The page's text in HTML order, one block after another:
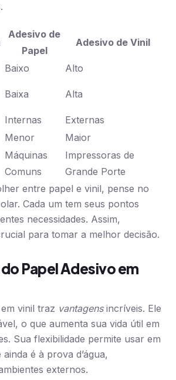
Adesivo de
Papel
Adesivo de Vinil
Baixo
Alto
Baixa Alta
Internas
Externas
Menor
Maior
Máquinas
Comuns
Impressoras de
Grande Porte
entre papel e vinil, pense no
Cada um tem seus pontos
necessidades. Assim,
para tomar a melhor decisão.
Papel Adesivo em
vinil traz vantagensincríveis. Ele
o que aumenta sua vida útil em
Sua flexibilidade permite usar em
é à prova d’água,
externos.